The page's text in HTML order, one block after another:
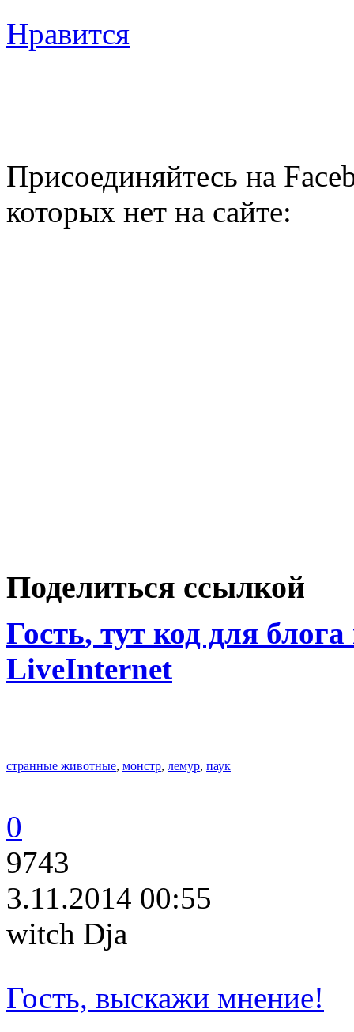
Нравится
Присоединяйтесь на
которых нет на сайте:
Поделиться ссылкой
Гость, тут код для
LiveInternet
странные животные, монстр, лемур, паук
0
9743
3.11.2014 00:55
witch Dja
Гость, выскажи мнение!